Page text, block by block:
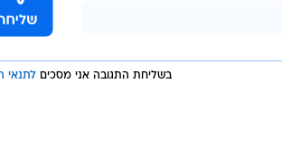
בשליחת התגובה אני מסכים לתנאי